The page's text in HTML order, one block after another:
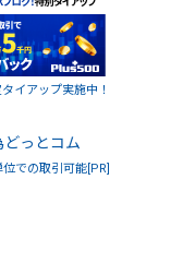
イアップ実施中！
位での取引可能[PR]